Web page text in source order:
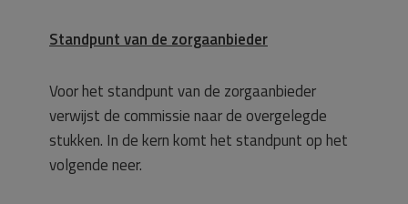
Standpunt van de zorgaanbieder
Voor het standpunt van de zorgaanbieder
verwijst de commissie naar de overgelegde
stukken. In de kern komt het standpunt op het
volgende neer.